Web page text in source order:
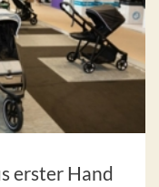
erster Hand